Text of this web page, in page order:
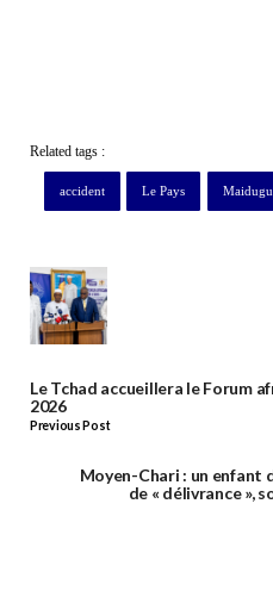
Related tags :
accident Le Pays
Le Tchad accueillera le Forum
2026
Previous Post
Moyen-Chari : un enfant
de « délivrance »,